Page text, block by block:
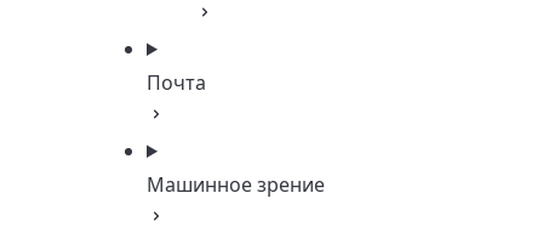
Почта
Машинное зрение